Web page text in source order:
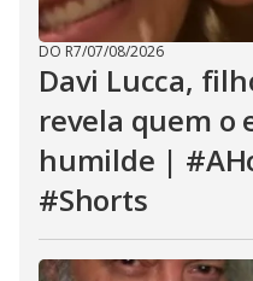
DO R7/07/08/2026
Davi Lucca,
revela quem o
humilde |
#Shorts